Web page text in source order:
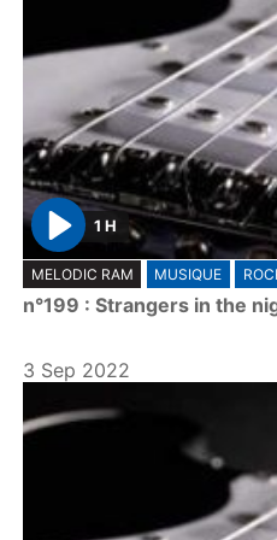
P
l
a
1 H
MELODIC RAM MUSIQUE
n°199 : Strangers in the
3 Sep 2022